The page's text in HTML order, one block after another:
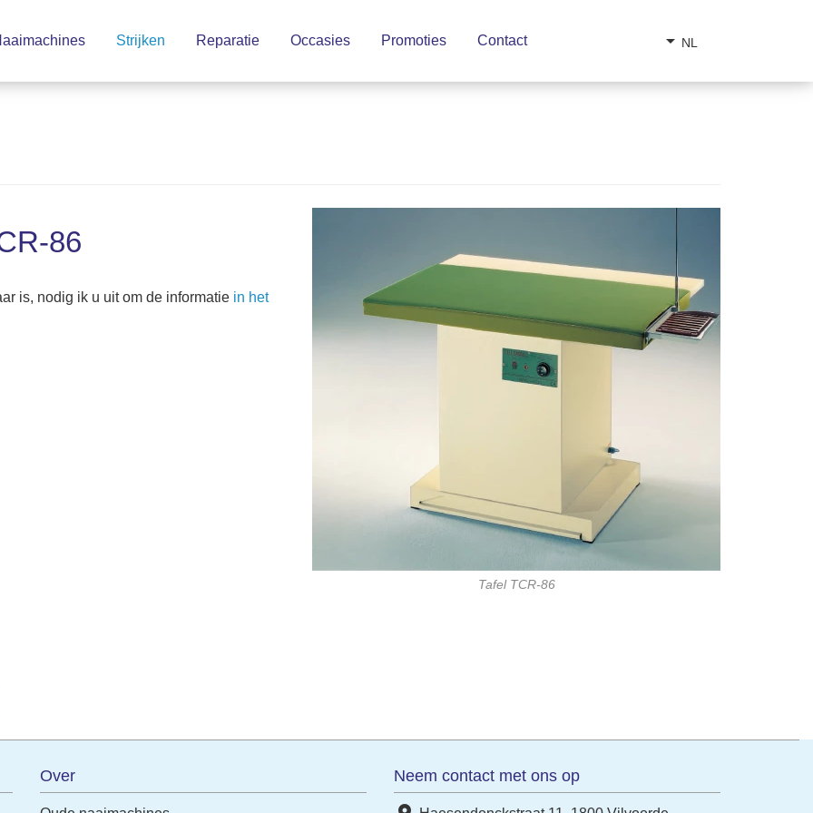
Strijken Reparatie Occasies Promoties Contact arrow_drop_down NL
Tafel TCR-86
86
is, nodig ik u uit om de informatie in het
Over Neem contact met ons op